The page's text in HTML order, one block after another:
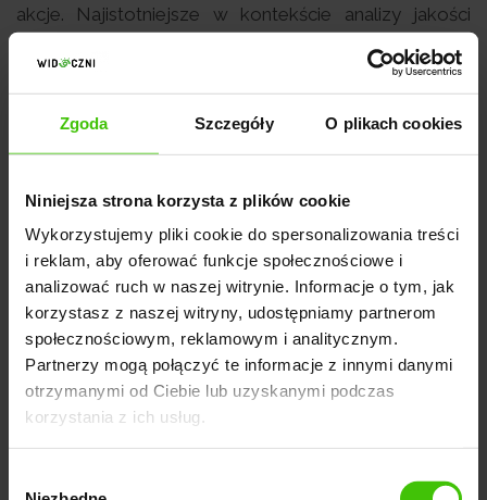
Zgoda Szczegóły O plikach cookies
Niniejsza strona korzysta z plików cookie
Wykorzystujemy pliki cookie do spersonalizowania treści
i reklam, aby oferować funkcje społecznościowe i
analizować ruch w naszej witrynie. Informacje o tym, jak
korzystasz z naszej witryny, udostępniamy partnerom
społecznościowym, reklamowym i analitycznym.
Partnerzy mogą połączyć te informacje z innymi danymi
otrzymanymi od Ciebie lub uzyskanymi podczas
korzystania z ich usług.
akcje. Najistotniejsze w kontekście analizy jakości
ruchu organicznego są następujące metryki:
współczynnik zaangażowania
- wskazuje, jak
wiele sesji było interaktywnych,
średni czas spędzony na stronie
- dłuższy czas
współczynnik konwersji- ważna metryka, która
pokazuje, jak ruch organiczny wpływa na realizację
celów biznesowych.